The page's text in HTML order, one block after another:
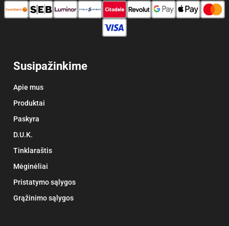
Susipažinkime
Apie mus
Produktai
Paskyra
D.U.K.
Tinklaraštis
Mėginėliai
Pristatymo sąlygos
Grąžinimo sąlygos